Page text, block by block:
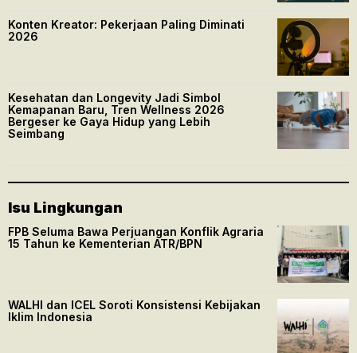
Konten Kreator: Pekerjaan Paling Diminati
2026
Kesehatan dan Longevity Jadi Simbol
Kemapanan Baru, Tren Wellness 2026
Bergeser ke Gaya Hidup yang Lebih
Seimbang
Isu Lingkungan
FPB Seluma Bawa Perjuangan Konflik Agraria
15 Tahun ke Kementerian ATR/BPN
WALHI dan ICEL Soroti Konsistensi Kebijakan
Iklim Indonesia